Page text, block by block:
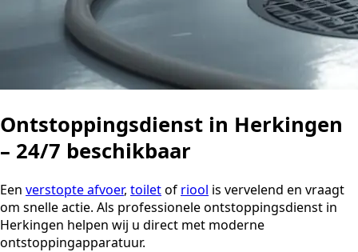
Ontstoppingsdienst in Herkingen
– 24/7 beschikbaar
Een verstopte afvoer, toiletof riool is vervelend en vraagt
om snelle actie. Als professionele ontstoppingsdienst in
Herkingen helpen wij u direct met moderne
ontstoppingapparatuur.